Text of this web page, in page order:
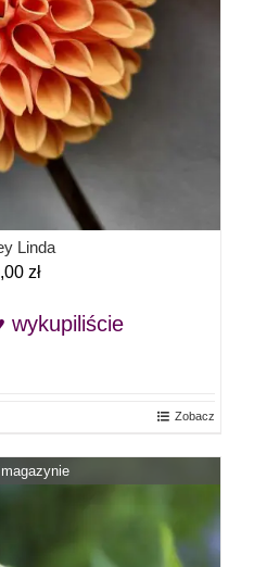
Linda
zł
wykupiliście
Zobacz